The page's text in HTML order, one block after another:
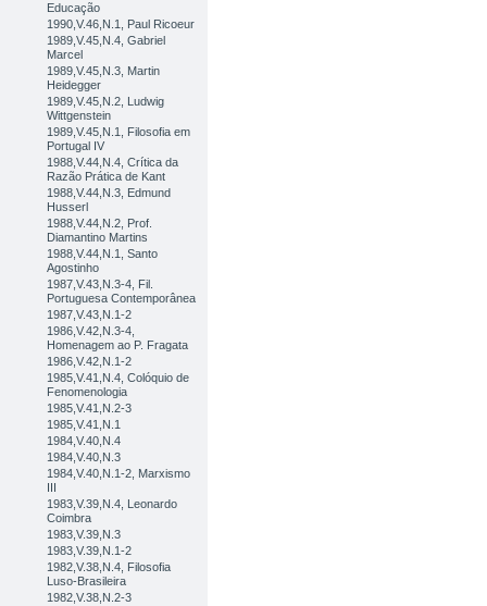
Educação
1990,V.46,N.1, Paul Ricoeur
1989,V.45,N.4, Gabriel
Marcel
1989,V.45,N.3, Martin
Heidegger
1989,V.45,N.2, Ludwig
Wittgenstein
1989,V.45,N.1, Filosofia em
Portugal IV
1988,V.44,N.4, Crítica da
Razão Prática de Kant
1988,V.44,N.3, Edmund
Husserl
1988,V.44,N.2, Prof.
Diamantino Martins
1988,V.44,N.1, Santo
Agostinho
1987,V.43,N.3-4, Fil.
Portuguesa Contemporânea
1987,V.43,N.1-2
1986,V.42,N.3-4,
Homenagem ao P. Fragata
1986,V.42,N.1-2
1985,V.41,N.4, Colóquio de
Fenomenologia
1985,V.41,N.2-3
1985,V.41,N.1
1984,V.40,N.4
1984,V.40,N.3
1984,V.40,N.1-2, Marxismo
III
1983,V.39,N.4, Leonardo
Coimbra
1983,V.39,N.3
1983,V.39,N.1-2
1982,V.38,N.4, Filosofia
Luso-Brasileira
1982,V.38,N.2-3